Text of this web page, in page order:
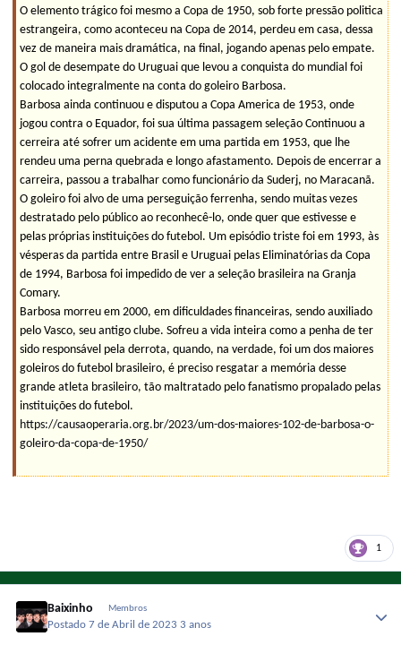
O elemento trágico foi mesmo a Copa de 1950, sob forte pressão politica
estrangeira, como aconteceu na Copa de 2014, perdeu em casa, dessa
vez de maneira mais dramática, na final, jogando apenas pelo empate.
O gol de desempate do Uruguai que levou a conquista do mundial foi
colocado integralmente na conta do goleiro Barbosa.
Barbosa ainda continuou e disputou a Copa America de 1953, onde
jogou contra o Equador, foi sua última passagem seleção Continuou a
cerreira até sofrer um acidente em uma partida em 1953, que lhe
rendeu uma perna quebrada e longo afastamento. Depois de encerrar a
carreira, passou a trabalhar como funcionário da Suderj, no Maracanã.
O goleiro foi alvo de uma perseguição ferrenha, sendo muitas vezes
destratado pelo público ao reconhecê-lo, onde quer que estivesse e
pelas próprias instituições do futebol. Um episódio triste foi em 1993, às
vésperas da partida entre Brasil e Uruguai pelas Eliminatórias da Copa
de 1994, Barbosa foi impedido de ver a seleção brasileira na Granja
Comary.
Barbosa morreu em 2000, em dificuldades financeiras, sendo auxiliado
pelo Vasco, seu antigo clube. Sofreu a vida inteira como a penha de ter
sido responsável pela derrota, quando, na verdade, foi um dos maiores
goleiros do futebol brasileiro, é preciso resgatar a memória desse
grande atleta brasileiro, tão maltratado pelo fanatismo propalado pelas
instituições do futebol.
https://causaoperaria.org.br/2023/um-dos-maiores-102-de-barbosa-o-
goleiro-da-copa-de-1950/
1
Baixinho Membros
Postado 7 de Abril de 2023 3 anos